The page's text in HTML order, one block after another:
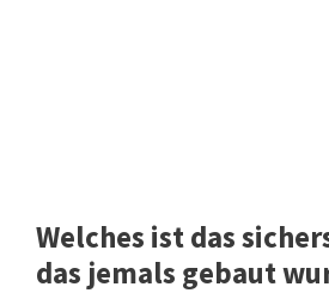
Welches ist das
das jemals gebaut